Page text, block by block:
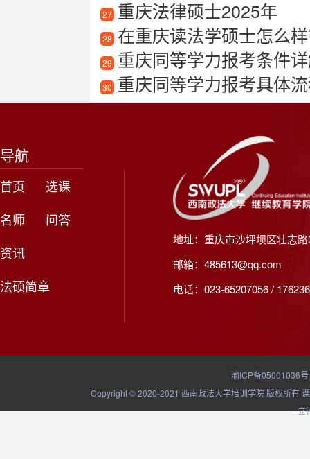
27 重庆法律硕士2025年
28 在重庆读法学硕士怎么样
29 重庆同等学力报考条件
30 重庆同等学力报考具体
导航
首页
选课
名师
问答
资讯
法硕简章
地址：重庆市沙坪坝区壮志
邮箱：485613@qq.com
电话：023-65207056 /
渝ICP备05001036
Copyright © 2020-2021 西南政法大学培训学院 版权所有
立